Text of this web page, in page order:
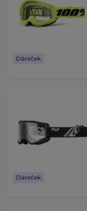
Dáreček
Dáreček